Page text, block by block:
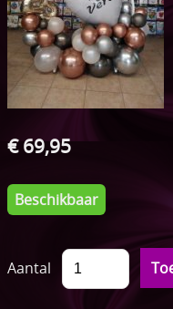
Cadeauboxen
Cadeauartikelen
ONTBIJTMANDEN
Pampertaarten
Speenkoordjes
Speelkoord buggy
Gastenboek
Foto's
€ 69,95
Beschikbaar
Aantal